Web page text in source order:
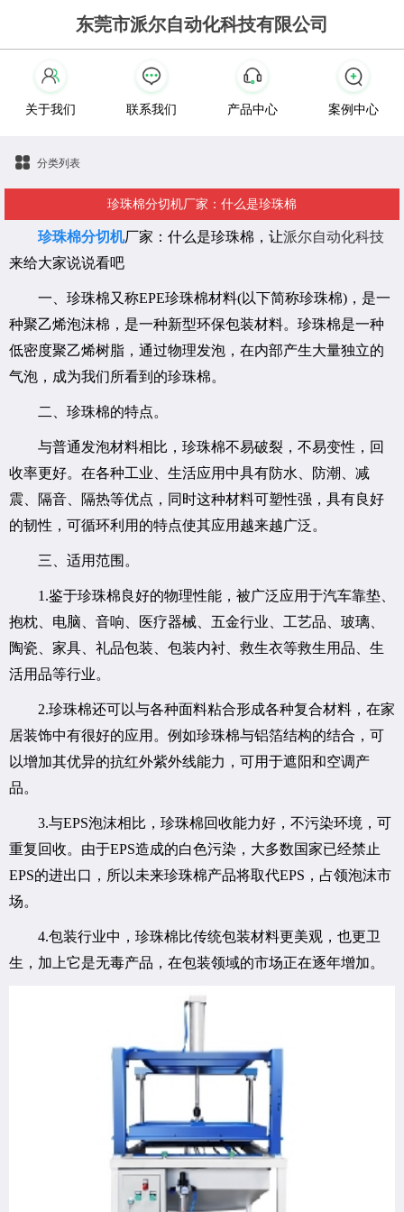
东莞市派尔自动化科技有限公司
关于我们 联系我们 产品中心 案例中心
分类列表
珍珠棉分切机厂家：什么是珍珠棉
珍珠棉分切机厂家：什么是珍珠棉，让派尔自动化科技
来给大家说说看吧
一、珍珠棉又称EPE珍珠棉材料(以下简称珍珠棉)，是一
种聚乙烯泡沫棉，是一种新型环保包装材料。珍珠棉是一种
低密度聚乙烯树脂，通过物理发泡，在内部产生大量独立的
气泡，成为我们所看到的珍珠棉。
二、珍珠棉的特点。
与普通发泡材料相比，珍珠棉不易破裂，不易变性，回
收率更好。在各种工业、生活应用中具有防水、防潮、减
震、隔音、隔热等优点，同时这种材料可塑性强，具有良好
的韧性，可循环利用的特点使其应用越来越广泛。
三、适用范围。
1.鉴于珍珠棉良好的物理性能，被广泛应用于汽车靠垫、
抱枕、电脑、音响、医疗器械、五金行业、工艺品、玻璃、
陶瓷、家具、礼品包装、包装内衬、救生衣等救生用品、生
活用品等行业。
2.珍珠棉还可以与各种面料粘合形成各种复合材料，在家
居装饰中有很好的应用。例如珍珠棉与铝箔结构的结合，可
以增加其优异的抗红外紫外线能力，可用于遮阳和空调产
品。
3.与EPS泡沫相比，珍珠棉回收能力好，不污染环境，可
重复回收。由于EPS造成的白色污染，大多数国家已经禁止
EPS的进出口，所以未来珍珠棉产品将取代EPS，占领泡沫市
场。
4.包装行业中，珍珠棉比传统包装材料更美观，也更卫
生，加上它是无毒产品，在包装领域的市场正在逐年增加。